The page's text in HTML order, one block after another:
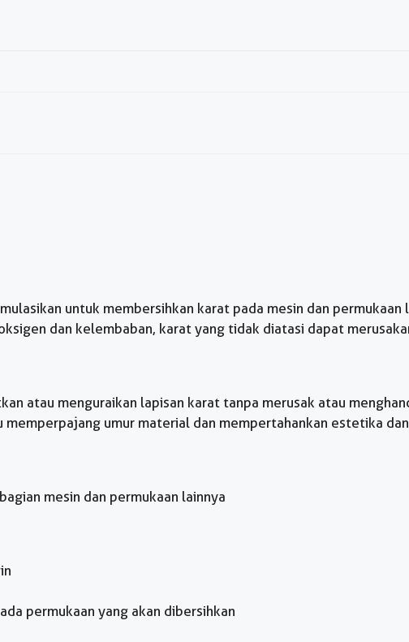
untuk membersihkan karat pada mesin dan permukaan
dan kelembaban, karat yang tidak diatasi dapat
atau menguraikan lapisan karat tanpa merusak atau
memperpajang umur material dan mempertahankan estetika
mesin dan permukaan lainnya
permukaan yang akan dibersihkan